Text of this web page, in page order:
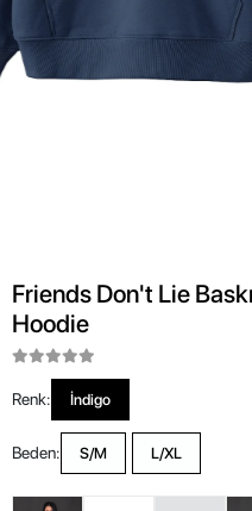
Friends Don't Lie
Hoodie
Renk: İndigo
Beden: S/M L/XL